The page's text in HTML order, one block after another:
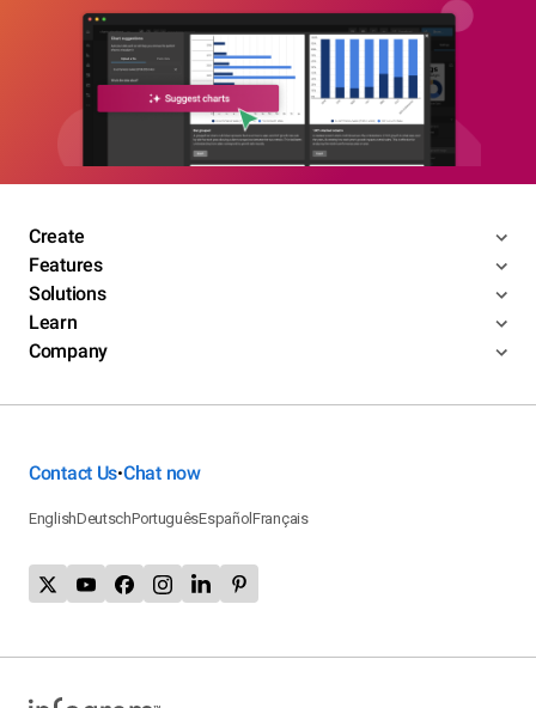
Create
Features
Solutions
Learn
Company
Contact Us•Chat now
EnglishDeutschPortuguêsEspañolFrançais